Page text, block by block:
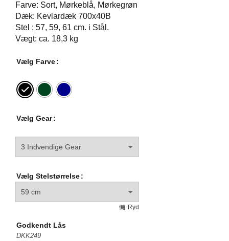
Farve: Sort, Mørkeblå, Mørkegrøn
Dæk: Kevlar​​dæk 700x40B
Stel : 57, 59, 61 cm. i Stål.
Vægt: ca. 18,3 kg
Vælg Farve
Vælg Gear
Vælg Stelstørrelse
Ryd
Godkendt Lås
DKK249
Alternative: